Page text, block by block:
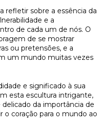
refletir sobre a essência da
e a
de cada um de nós. O
de se mostrar
ou pretensões, e a
um mundo muitas vezes
e significado à sua
esta escultura intrigante,
da importância de
coração para o mundo ao